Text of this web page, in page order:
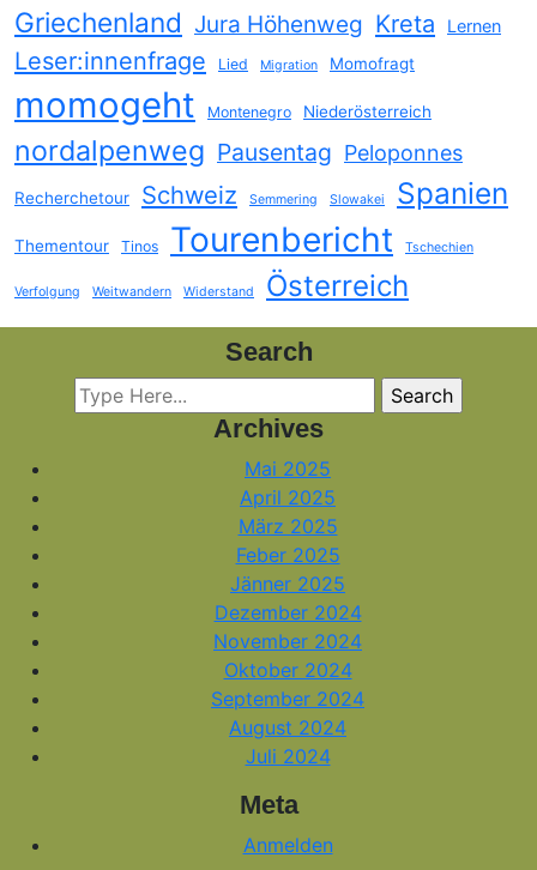
Griechenland Jura Höhenweg Kreta Lernen
Leser:innenfrage Lied Migration Momofragt
momogeht Montenegro Niederösterreich
nordalpenweg Pausentag Peloponnes
Recherchetour Schweiz Semmering Slowakei Spanien
Thementour Tinos Tourenbericht Tschechien
Verfolgung Weitwandern Widerstand Österreich
Search
Archives
Mai 2025
April 2025
März 2025
Feber 2025
Jänner 2025
Dezember 2024
November 2024
Oktober 2024
September 2024
August 2024
Juli 2024
Meta
Anmelden